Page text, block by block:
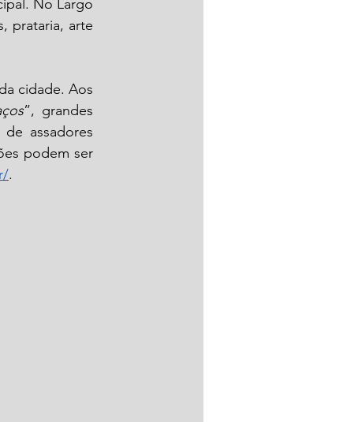
No Largo
prataria, arte
cidade. Aos
”, grandes
assadores
podem ser
.